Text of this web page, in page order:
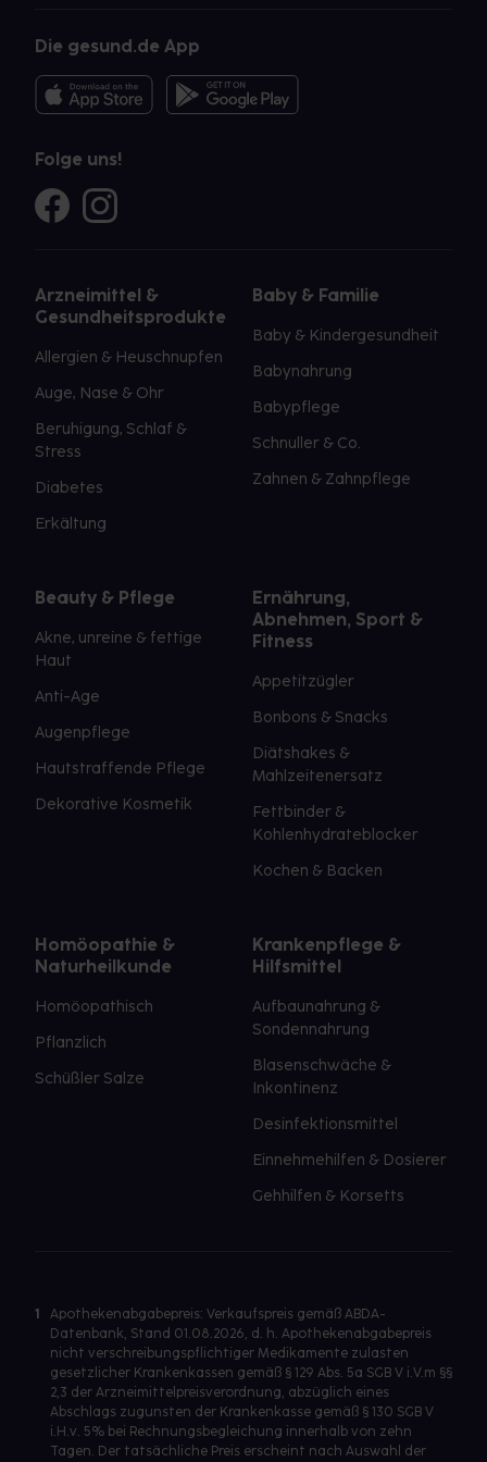
Die gesund.de App
Folge uns!
Arzneimittel &
Gesundheitsprodukte
Allergien & Heuschnupfen
Auge, Nase & Ohr
Beruhigung, Schlaf &
Stress
Diabetes
Erkältung
Baby & Familie
Baby & Kindergesundheit
Babynahrung
Babypflege
Schnuller & Co.
Zahnen & Zahnpflege
Beauty & Pflege
Akne, unreine & fettige
Haut
Anti-Age
Augenpflege
Hautstraffende Pflege
Dekorative Kosmetik
Ernährung,
Abnehmen, Sport &
Fitness
Appetitzügler
Bonbons & Snacks
Diätshakes &
Mahlzeitenersatz
Fettbinder &
Kohlenhydrateblocker
Kochen & Backen
Homöopathie &
Naturheilkunde
Homöopathisch
Pflanzlich
Schüßler Salze
Krankenpflege &
Hilfsmittel
Aufbaunahrung &
Sondennahrung
Blasenschwäche &
Inkontinenz
Desinfektionsmittel
Einnehmehilfen & Dosierer
Gehhilfen & Korsetts
1
Apothekenabgabepreis: Verkaufspreis gemäß ABDA-
Datenbank, Stand 01.08.2026, d. h. Apothekenabgabepreis
nicht verschreibungspflichtiger Medikamente zulasten
gesetzlicher Krankenkassen gemäß § 129 Abs. 5a SGB V i.V.m §§
2,3 der Arzneimittelpreisverordnung, abzüglich eines
Abschlags zugunsten der Krankenkasse gemäß § 130 SGB V
i.H.v. 5% bei Rechnungsbegleichung innerhalb von zehn
Tagen. Der tatsächliche Preis erscheint nach Auswahl der